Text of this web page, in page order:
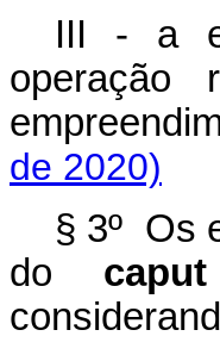
III - a
operação
de 2020)
§ 3º Os
do caput